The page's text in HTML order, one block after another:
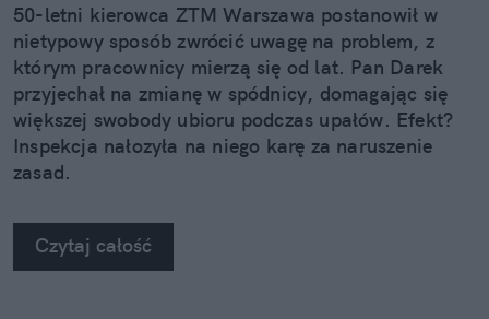
50-letni kierowca ZTM Warszawa postanowił w
nietypowy sposób zwrócić uwagę na problem, z
którym pracownicy mierzą się od lat. Pan Darek
przyjechał na zmianę w spódnicy, domagając się
większej swobody ubioru podczas upałów. Efekt?
Inspekcja nałozyła na niego karę za naruszenie
zasad.
Czytaj całość